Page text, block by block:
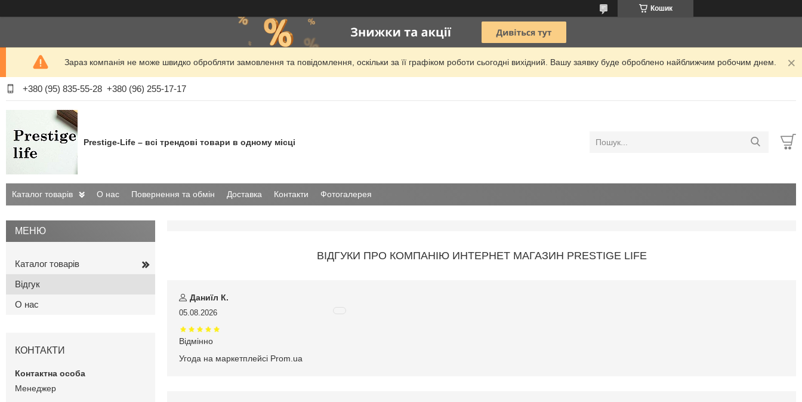
Кошик
Зараз компанія не може швидко обробляти замовлення та повідомлення, оскільки за її графіком роботи сьогодні вихідний. Вашу заявку буде оброблено найближчим робочим днем.
+380 (95) 835-55-28 +380 (96) 255-17-17
Prestige-Life – всі трендові товари в одному місці
Каталог товарів О нас Повернення та обмін Доставка Контакти Фотогалерея
ВІДГУКИ ПРО КОМПАНІЮ ИНТЕРНЕТ МАГАЗИН PRESTIGE LIFE
Даниїл К.
05.08.2026
Відмінно
Угода на маркетплейсі Prom.ua
Каталог товарів
Відгук
О нас
КОНТАКТИ
Менеджер